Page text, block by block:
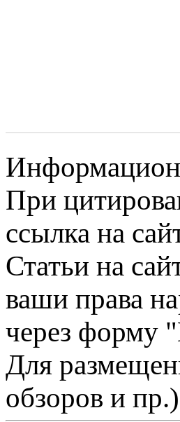
При
ссылка на
Статьи на
ваши права
через форму
Для
обзоров и